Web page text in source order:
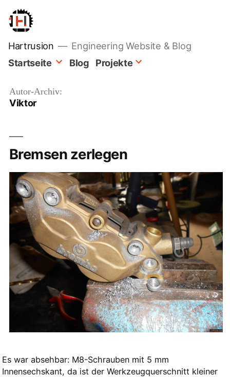
Inhalt
springen
Hartrusion
Engineering Website & Blog
Startseite
Blog Projekte
Autor-Archiv:
Viktor
Bremsen zerlegen
Es war absehbar: M8-Schrauben mit 5 mm
Innensechskant, da ist der Werkzeugquerschnitt kleiner